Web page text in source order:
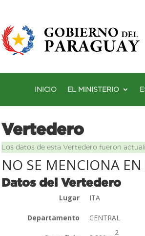
INICIO EL MINISTERIO
Vertedero
Los datos de esta Vertedero fueron
NO SE MENCIONA
Datos del Vertedero
Lugar ITA
Departamento CENTRAL
2